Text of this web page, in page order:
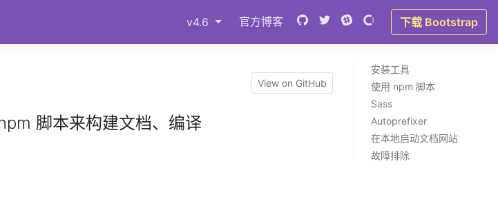
Bootstrap
v4.6 (switch to other versions)
官方博客 下载 Bootstrap
安装工具
使用 npm 脚本
Sass
Autoprefixer
在本地启动文档网站
故障排除
View on GitHub
脚本来构建文档、编译